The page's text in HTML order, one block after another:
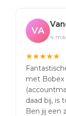
VA
4
★★★★★
met Bobex
daad bij, is
Ben jij een